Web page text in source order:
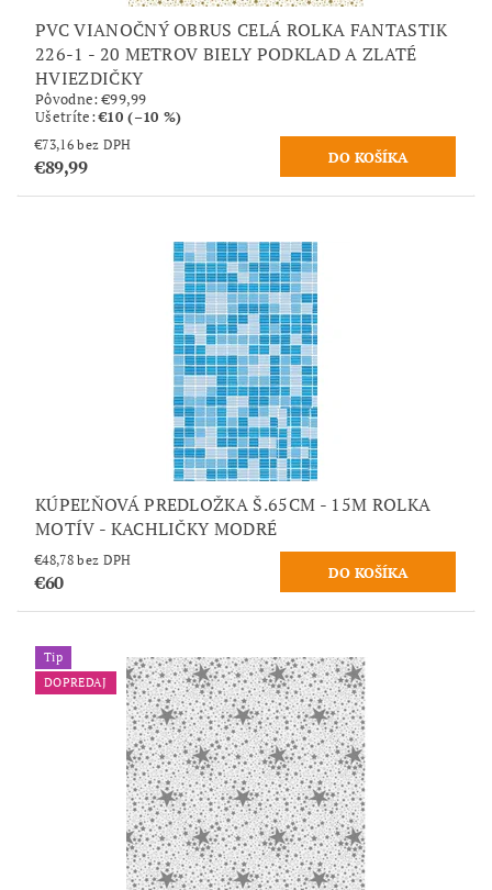
PVC VIANOČNÝ OBRUS CELÁ ROLKA FANTASTIK
226-1 - 20 METROV BIELY PODKLAD A ZLATÉ
HVIEZDIČKY
Pôvodne:€99,99
Ušetríte:€10 (–10 %)
€73,16 bez DPH
€89,99
KÚPEĽŇOVÁ PREDLOŽKA Š.65CM - 15M ROLKA
MOTÍV - KACHLIČKY MODRÉ
€48,78 bez DPH
€60
Tip
DOPREDAJ